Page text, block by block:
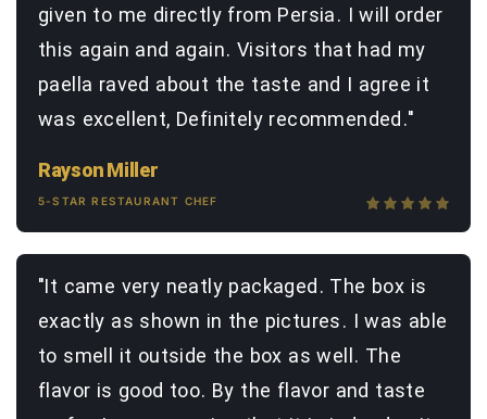
given to me directly from Persia. I will order
this again and again. Visitors that had my
paella raved about the taste and I agree it
was excellent, Definitely recommended."
Rayson Miller
5-STAR RESTAURANT CHEF
"It came very neatly packaged. The box is
exactly as shown in the pictures. I was able
to smell it outside the box as well. The
flavor is good too. By the flavor and taste